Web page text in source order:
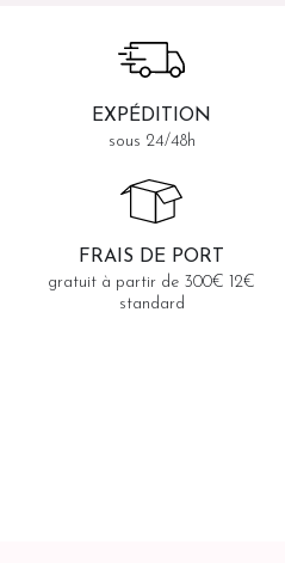
EXPÉDITION
sous 24/48h
FRAIS DE PORT
gratuit à partir de 300€ 12€
standard